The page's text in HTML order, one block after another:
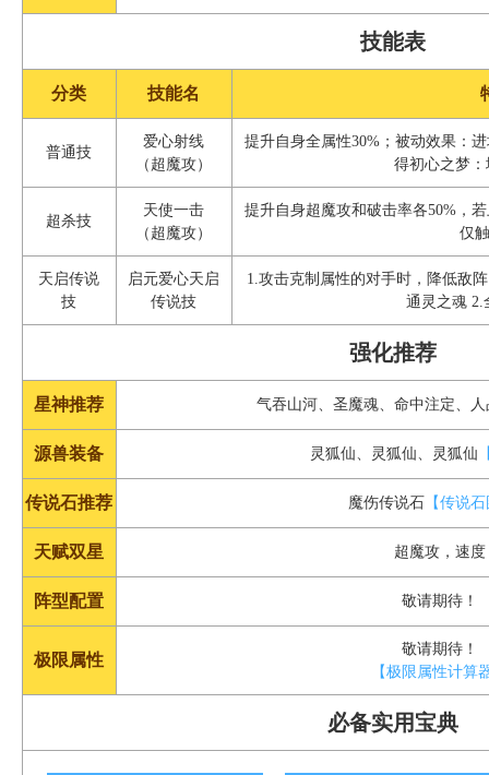
技能表
分类 技能名
普通技
爱心射线
（超魔攻）
提升自身全属性30%；被动效果：
得初心之梦
超杀技
天使一击
（超魔攻）
提升自身超魔攻和破击率各50%，
仅
天启传说
技
启元爱心天启
传说技
1.攻击克制属性的对手时，降低敌
通灵之魂 2.
强化推荐
星神推荐 气吞山河、圣魔魂、命中注定、
源兽装备 灵狐仙、灵狐仙、灵狐仙
传说石推荐 魔伤传说石 【传说
天赋双星 超魔攻，速度
阵型配置 敬请期待！
极限属性
敬请期待！
【极限属性计算
必备实用宝典